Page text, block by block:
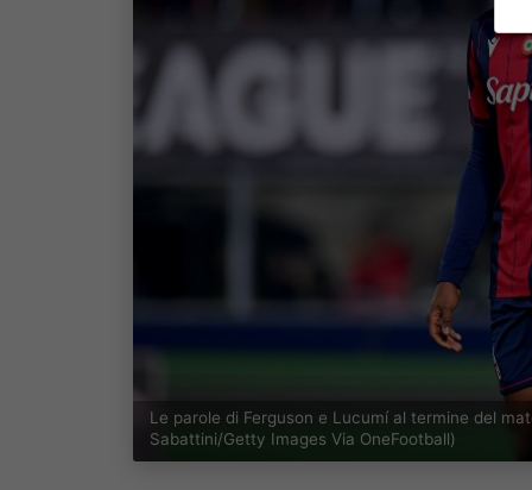
Le parole di Ferguson e Lucumí al termine del
Sabattini/Getty Images Via OneFootball)